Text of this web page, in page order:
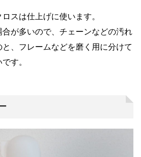
スは仕上げに使います。
が多いので、チェーンなどの汚れ
、フレームなどを磨く用に分けて
す。